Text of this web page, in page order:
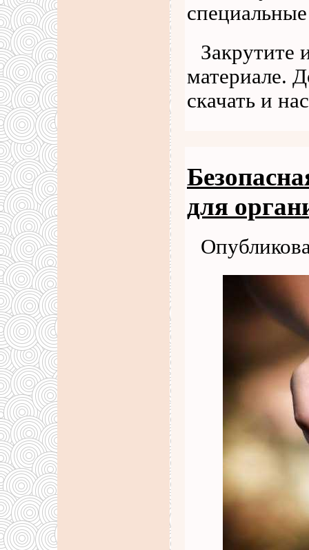
Закрутите
материале.
скачать и
для